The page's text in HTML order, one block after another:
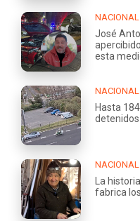
NACIONAL
José
esta
NACIONAL
Hasta
NACIONAL
La
fabrica